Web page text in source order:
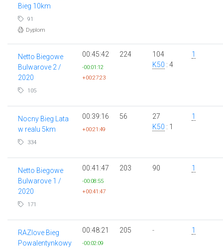
Bieg 10km
91
Dyplom
Netto Biegowe
Bulwarove 2 /
2020
105
00:45:42
-00:01:12
+00:27:23
224
104
K50 : 4
1
Nocny Bieg Lata
w realu 5km
334
00:39:16
+00:21:49
56
27
K50 : 1
1
Netto Biegowe
Bulwarove 1 /
2020
171
00:41:47
-00:08:55
+00:41:47
203 90 1
RAZlove Bieg
Powalentynkowy
00:48:21
-00:02:09
205 - 1